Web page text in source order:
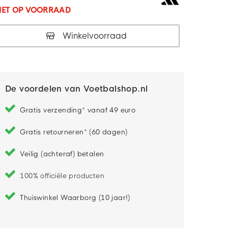
OP VOORRAAD
Winkelvoorraad
De voordelen van Voetbalshop.nl
Gratis verzending* vanaf 49 euro
Gratis retourneren* (60 dagen)
Veilig (achteraf) betalen
100% officiële producten
Thuiswinkel Waarborg (10 jaar!)